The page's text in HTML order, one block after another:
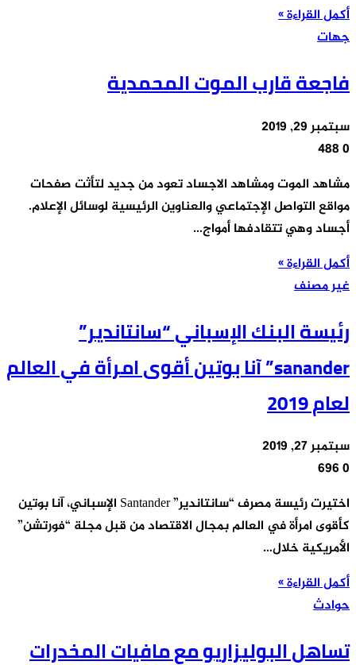
أكمل القراءة »
جهات
فاجعة قارب الموت المحمدية
سبتمبر 29, 2019
0
مشاهد الموت ومشاهد الاجساد تعود من جديد لتأثت صفحات
مواقع التواصل الإجتماعي والعناوين الرئيسية لوسائل الإعلام.
أجساد وهي تتقادفها أمواج…
أكمل القراءة »
غير مصنف
رئيسة البنك الإسباني “سانتاندير”
sanander” آنا بوتين أقوى امرأة في العالم
لعام 2019
سبتمبر 27, 2019
0
اختيرت رئيسة مصرف “سانتاندير” Santander الإسباني، آنا بوتين
كأقوى امرأة في العالم بمجال الاقتصاد من قبل مجلة “فورتشن”
الأمريكية خلال…
أكمل القراءة »
حوادث
تساهل البوليزاريو مع مافيات المخدرات